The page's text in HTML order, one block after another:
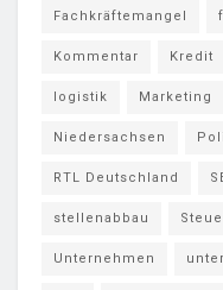
Fachkräftemangel
Kommentar Kredit
logistik Marketing
Niedersachsen
RTL Deutschland
stellenabbau
Unternehmen